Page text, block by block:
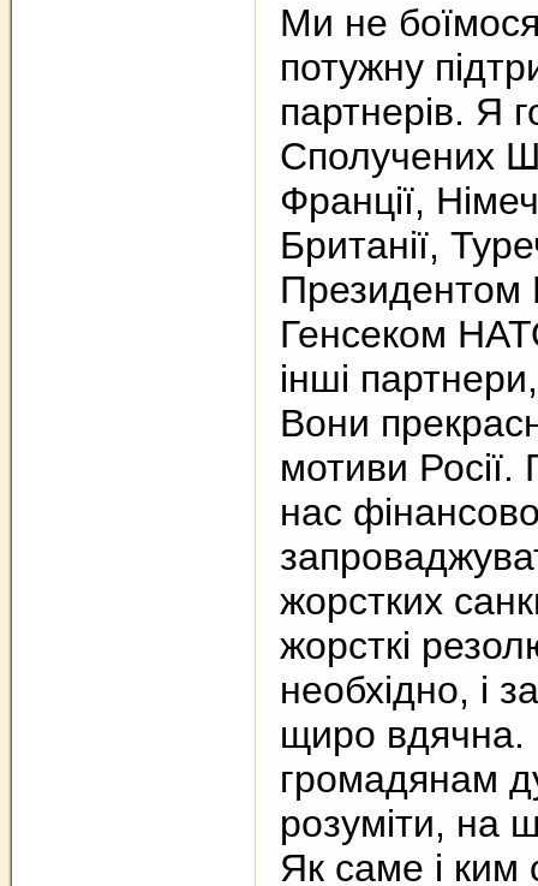
Ми не
потужну
партнерів. Я
Сполучених
Франції,
Британії,
Президентом
Генсеком
інші
Вони
мотиви Росії.
нас
жорстких
жорсткі
необхідно, і
щиро
громадянам
розуміти, на
Як саме і ким